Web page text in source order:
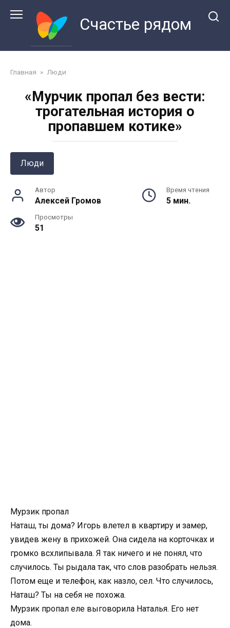
Счастье рядом
Главная » Люди
«Мурчик пропал без вести:
трогательная история о
пропавшем котике»
Люди
Автор
Алексей Громов
Время чтения
5 мин.
Просмотры
51
Мурзик пропал
Наташ, ты дома? Игорь влетел в квартиру и замер,
увидев жену в прихожей. Она сидела на корточках и
громко всхлипывала. Я так ничего и не понял, что
случилось. Ты рыдала так, что слов разобрать нельзя.
Потом еще и телефон, как назло, сел. Что случилось,
Наташ? Ты на себя не похожа.
Мурзик пропал еле выговорила Наталья. Его нет
дома.